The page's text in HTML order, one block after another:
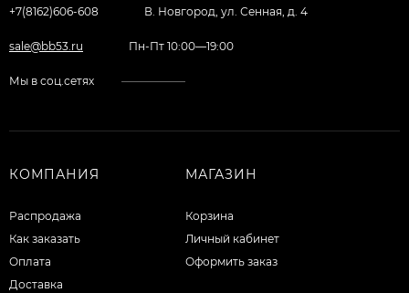
+7(8162)606-608 В. Новгород, ул. Сенная, д. 4
sale@bb53.ru Пн-Пт 10:00—19:00
Мы в соц.сетях
КОМПАНИЯ
Распродажа
Как заказать
Оплата
Доставка
МАГАЗИН
Корзина
Личный кабинет
Оформить заказ